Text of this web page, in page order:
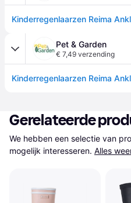
Kinderregenlaarzen Reima
Pet & Garden
€ 7,49 verzending
Kinderregenlaarzen Reima
Gerelateerde
We hebben een selectie van
mogelijk interesseren. Alles